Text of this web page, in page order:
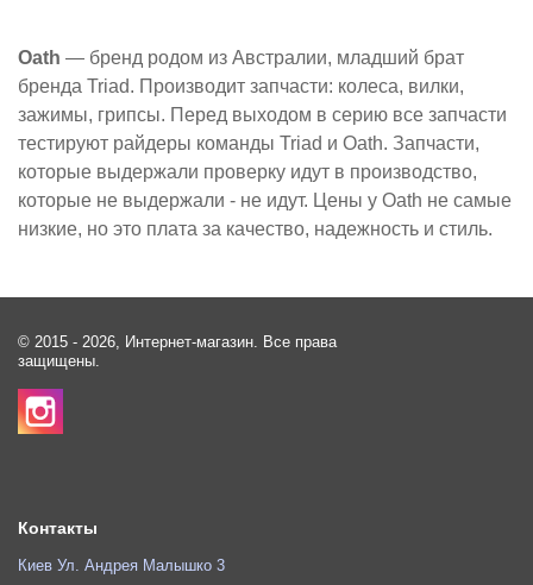
Oath — бренд родом из Австралии, младший брат
бренда Triad. Производит запчасти: колеса, вилки,
зажимы, грипсы. Перед выходом в серию все запчасти
тестируют райдеры команды Triad и Oath. Запчасти,
которые выдержали проверку идут в производство,
которые не выдержали - не идут. Цены у Oath не самые
низкие, но это плата за качество, надежность и стиль.
© 2015 - 2026, Интернет-магазин. Все права
защищены.
Контакты
Киев Ул. Андрея Малышко 3